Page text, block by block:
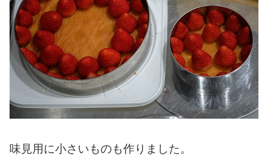
味見用に小さいものも作りました。